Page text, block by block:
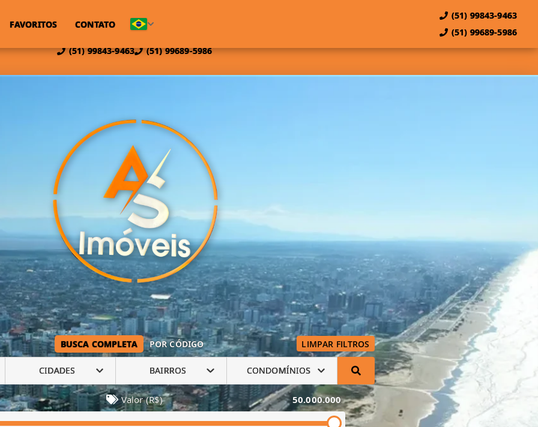
(51) 99843-9463 (51) 99689-5986
FAVORITOS CONTATO
(51) 99843-9463
(51) 99689-5986
BUSCA COMPLETA POR CÓDIGO LIMPAR FILTROS
CIDADES BAIRROS CONDOMÍNIOS
Valor (R$) 50.000.000